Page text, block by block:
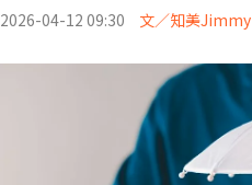
2026-04-12 09:30 文／知美Jimmy